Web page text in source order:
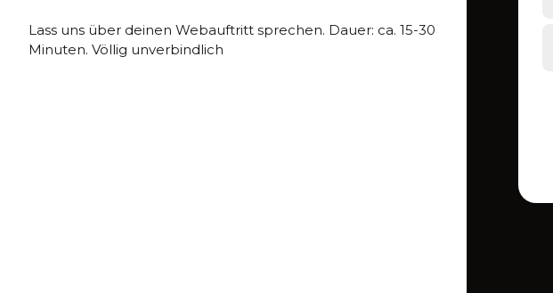
Lass uns über deinen Webauftritt sprechen. Dauer: ca. 15-30
Minuten. Völlig unverbindlich